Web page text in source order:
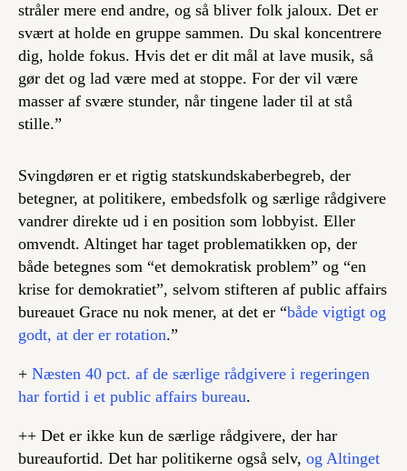
stråler mere end andre, og så bliver folk jaloux. Det er
svært at holde en gruppe sammen. Du skal koncentrere
dig, holde fokus. Hvis det er dit mål at lave musik, så
gør det og lad være med at stoppe. For der vil være
masser af svære stunder, når tingene lader til at stå
stille.”
Svingdøren er et rigtig statskundskaberbegreb, der
betegner, at politikere, embedsfolk og særlige rådgivere
vandrer direkte ud i en position som lobbyist. Eller
omvendt. Altinget har taget problematikken op, der
både betegnes som “et demokratisk problem” og “en
krise for demokratiet”, selvom stifteren af public affairs
bureauet Grace nu nok mener, at det er “både vigtigt og
godt, at der er rotation.”
+ Næsten 40 pct. af de særlige rådgivere i regeringen
har fortid i et public affairs bureau.
++ Det er ikke kun de særlige rådgivere, der har
bureaufortid. Det har politikerne også selv, og Altinget